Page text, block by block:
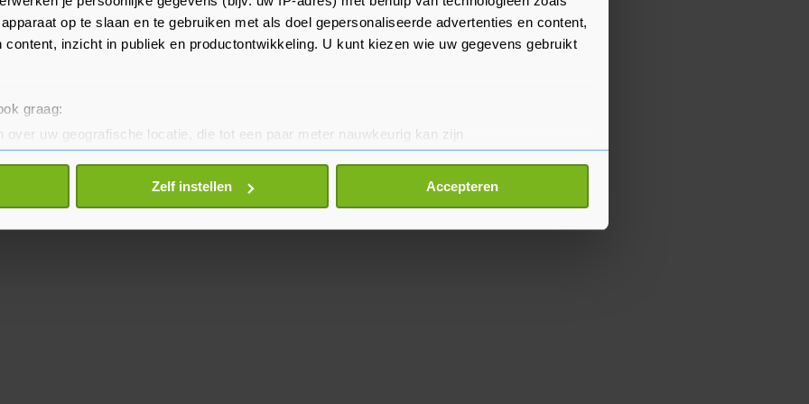
op te slaan en te gebruiken met als doel gepersonaliseerde advertenties en content,
content, inzicht in publiek en productontwikkeling. U kunt kiezen wie uw gegevens gebruikt
graag:
over uw geografische locatie, die tot een paar meter nauwkeurig kan zijn
door het actief te scannen op specifieke eigenschappen (fingerprinting)
gegevens worden verwerkt en stel uw voorkeuren in het
detailgedeelte
of intrekken in de Cookieverklaring.
Zelf instellen Accepteren